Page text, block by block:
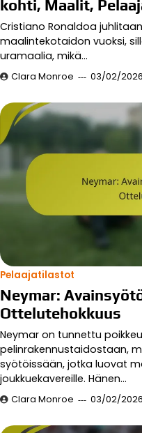
kohti, Maalit,
Cristiano Ronaldoa
maalintekotaidon vuoksi,
uramaalia, mikä…
Clara Monroe 03/02/2026
Pelaajatilastot
Neymar:
Ottelutehokkuus
Neymar on tunnettu
pelinrakennustaidostaan,
syötöissään, jotka luovat
joukkuekavereille. Hänen…
Clara Monroe 03/02/2026